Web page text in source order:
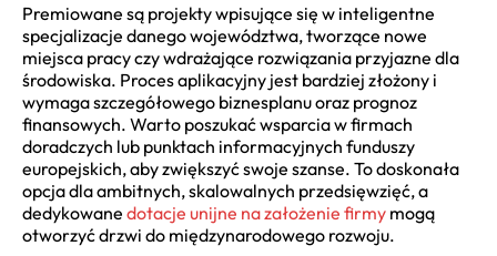
Premiowane są projekty wpisujące się w inteligentne
specjalizacje danego województwa, tworzące nowe
miejsca pracy czy wdrażające rozwiązania przyjazne dla
środowiska. Proces aplikacyjny jest bardziej złożony i
wymaga szczegółowego biznesplanu oraz prognoz
finansowych. Warto poszukać wsparcia w firmach
doradczych lub punktach informacyjnych funduszy
europejskich, aby zwiększyć swoje szanse. To doskonała
opcja dla ambitnych, skalowalnych przedsięwzięć, a
dedykowane dotacje unijne na założenie firmy mogą
otworzyć drzwi do międzynarodowego rozwoju.